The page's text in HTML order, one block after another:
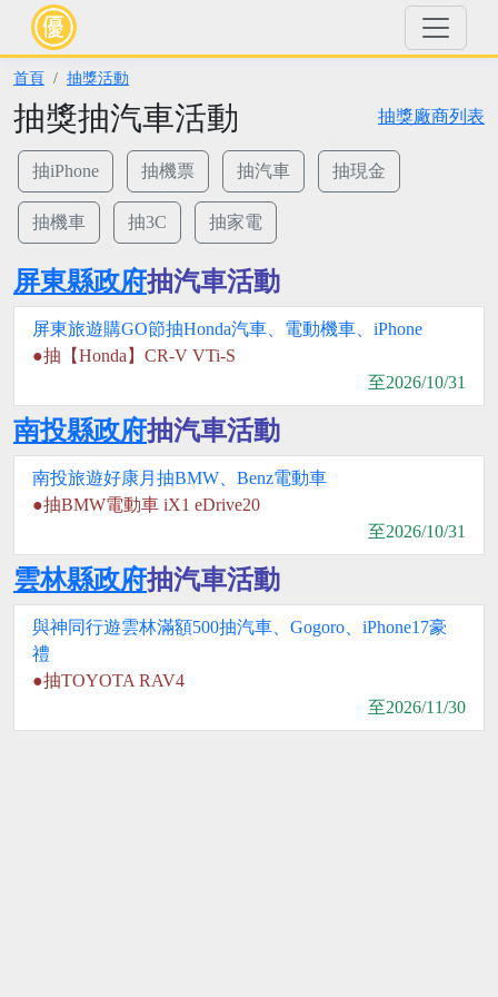
首頁 抽獎活動
抽獎廠商列表
抽獎抽汽車活動
抽iPhone 抽機票 抽汽車 抽現金
抽機車 抽3C 抽家電
屏東縣政府抽汽車活動
屏東旅遊購GO節抽Honda汽車、電動機車、iPhone
●抽【Honda】CR-V VTi-S
至2026/10/31
南投縣政府抽汽車活動
南投旅遊好康月抽BMW、Benz電動車
●抽BMW電動車 iX1 eDrive20
至2026/10/31
雲林縣政府抽汽車活動
與神同行遊雲林滿額500抽汽車、Gogoro、iPhone17豪
禮
●抽TOYOTA RAV4
至2026/11/30